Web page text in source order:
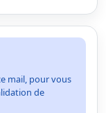
mail, pour vous
de